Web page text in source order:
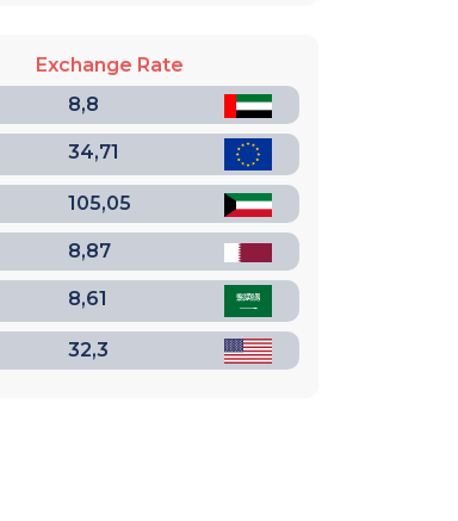
Exchange Rate
8,8
34,71
105,05
8,87
8,61
32,3